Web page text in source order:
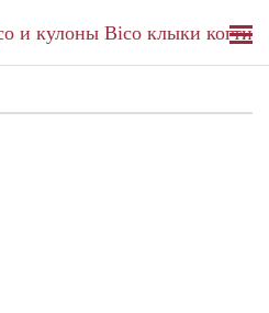
и кулоны Bico клыки когти